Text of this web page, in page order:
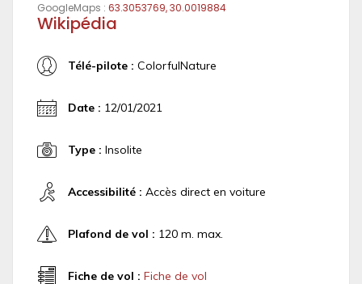
GoogleMaps : 63.3053769, 30.0019884
Wikipédia
Télé-pilote : ColorfulNature
Date : 12/01/2021
Type : Insolite
Accessibilité : Accès direct en voiture
Plafond de vol : 120 m. max.
Fiche de vol : Fiche de vol